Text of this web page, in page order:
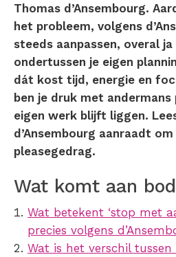
Thomas d’Ansembourg.
het probleem, volgens
steeds aanpassen, overal
ondertussen je eigen
dát kost tijd, energie en
ben je druk met
eigen werk blijft liggen.
d’Ansembourg aanraadt
pleasegedrag.
Wat komt aan
Wat betekent ‘stop met
precies volgens
Wat is het verschil